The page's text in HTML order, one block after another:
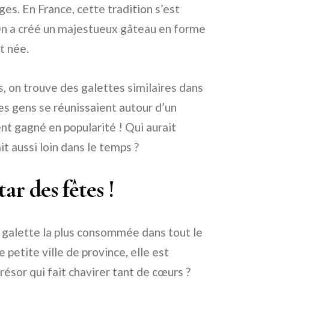
En France, cette tradition s’est
créé un majestueux gâteau en forme
née.
on trouve des galettes similaires dans
gens se réunissaient autour d’un
gagné en popularité ! Qui aurait
aussi loin dans le temps ?
des fêtes !
la plus consommée dans tout le
petite ville de province, elle est
qui fait chavirer tant de cœurs ?